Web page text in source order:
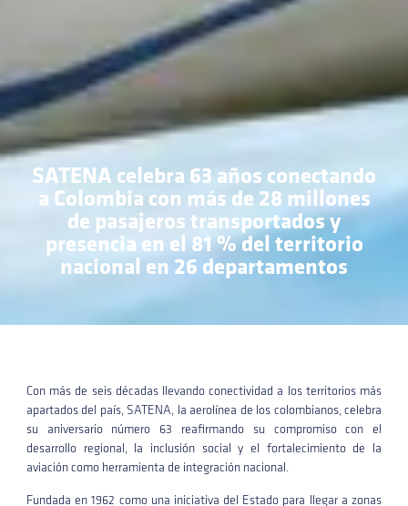
SATENA celebra 63 años conectando
a Colombia con más de 28 millones
de pasajeros transportados y
presencia en el 81 % del territorio
nacional en 26 departamentos
Con más de seis décadas llevando conectividad a los territorios más
apartados del país, SATENA, la aerolínea de los colombianos, celebra
su aniversario número 63 reafirmando su compromiso con el
desarrollo regional, la inclusión social y el fortalecimiento de la
aviación como herramienta de integración nacional.
Fundada en 1962 como una iniciativa del Estado para llegar a zonas